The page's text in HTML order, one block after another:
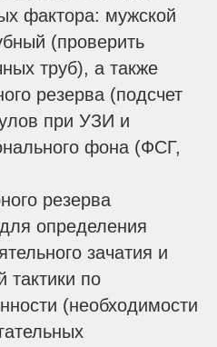
фактора: мужской
(проверить
труб), а также
резерва (подсчет
при УЗИ и
фона (ФСГ,
резерва
определения
зачатия и
тактики по
(необходимости